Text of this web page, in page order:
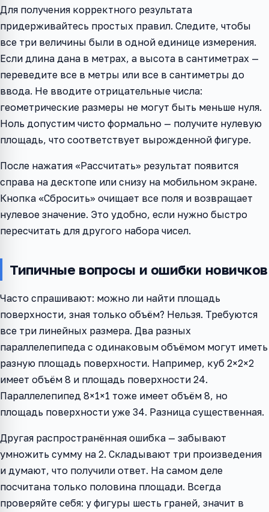
Для получения корректного результата
придерживайтесь простых правил. Следите, чтобы
все три величины были в одной единице измерения.
Если длина дана в метрах, а высота в сантиметрах —
переведите все в метры или все в сантиметры до
ввода. Не вводите отрицательные числа:
геометрические размеры не могут быть меньше нуля.
Ноль допустим чисто формально — получите нулевую
площадь, что соответствует вырожденной фигуре.
После нажатия «Рассчитать» результат появится
справа на десктопе или снизу на мобильном экране.
Кнопка «Сбросить» очищает все поля и возвращает
нулевое значение. Это удобно, если нужно быстро
пересчитать для другого набора чисел.
Типичные вопросы и ошибки новичков
Часто спрашивают: можно ли найти площадь
поверхности, зная только объём? Нельзя. Требуются
все три линейных размера. Два разных
параллелепипеда с одинаковым объёмом могут иметь
разную площадь поверхности. Например, куб 2×2×2
имеет объём 8 и площадь поверхности 24.
Параллелепипед 8×1×1 тоже имеет объём 8, но
площадь поверхности уже 34. Разница существенная.
Другая распространённая ошибка — забывают
умножить сумму на 2. Складывают три произведения
и думают, что получили ответ. На самом деле
посчитана только половина площади. Всегда
проверяйте себя: у фигуры шесть граней, значит в